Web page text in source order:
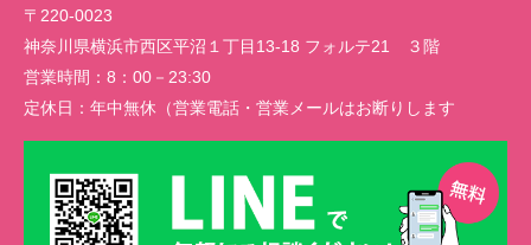
〒220-0023
神奈川県横浜市西区平沼１丁目13-18 フォルテ21 ３階
営業時間： 8：00－23:30
定休日： 年中無休（営業電話・営業メールはお断りします